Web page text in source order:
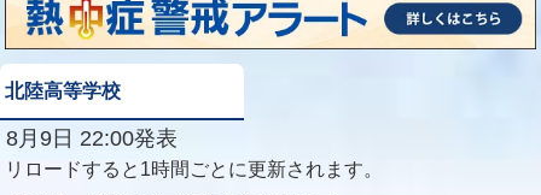
北陸高等学校
8月9日 22:00発表
リロードすると1時間ごとに更新されます。